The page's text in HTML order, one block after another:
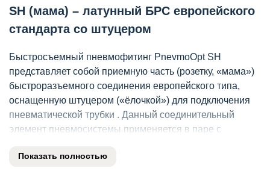
SH (мама) – латунный БРС европейского
стандарта со штуцером
Быстросъемный пневмофитинг PnevmoOpt SH
представляет собой приемную часть (розетку, «мама»)
быстроразъемного соединения европейского типа,
оснащенную штуцером («ёлочкой») для подключения
пневматической трубки . Данный соединительный
элемент пневмосистемы применяется в паре с
используется для оперативного подключения и
Показать полностью